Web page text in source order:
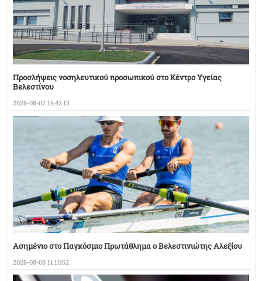
Προσλήψεις νοσηλευτικού προσωπικού στο Κέντρο Υγείας
Βελεστίνου
2026-08-07 16:42:13
Ασημένιο στο Παγκόσμιο Πρωτάθλημα ο Βελεστινιώτης Αλεξίου
2026-08-08 11:10:52